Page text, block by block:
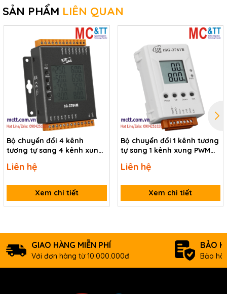
SẢN PHẨM LIÊN QUAN
Bộ chuyển đổi 4 kênh
tương tự sang 4 kênh xung
Liên hệ
Xem chi tiết
Bộ chuyển đổi 1 kênh tương
tự sang 1 kênh xung PWM
Liên hệ
Xem chi tiết
GIAO HÀNG MIỄN PHÍ
Với đơn hàng từ 10.000.000đ
BẢO
Bảo